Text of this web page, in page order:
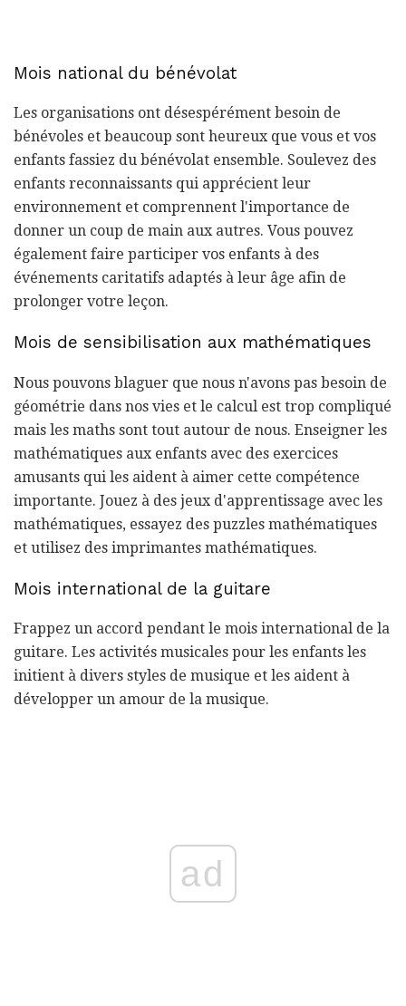
Mois national du bénévolat
Les organisations ont désespérément besoin de
bénévoles et beaucoup sont heureux que vous et vos
enfants fassiez du bénévolat ensemble. Soulevez des
enfants reconnaissants qui apprécient leur
environnement et comprennent l'importance de
donner un coup de main aux autres. Vous pouvez
également faire participer vos enfants à des
événements caritatifs adaptés à leur âge afin de
prolonger votre leçon.
Mois de sensibilisation aux mathématiques
Nous pouvons blaguer que nous n'avons pas besoin de
géométrie dans nos vies et le calcul est trop compliqué
mais les maths sont tout autour de nous. Enseigner les
mathématiques aux enfants avec des exercices
amusants qui les aident à aimer cette compétence
importante. Jouez à des jeux d'apprentissage avec les
mathématiques, essayez des puzzles mathématiques
et utilisez des imprimantes mathématiques.
Mois international de la guitare
Frappez un accord pendant le mois international de la
guitare. Les activités musicales pour les enfants les
initient à divers styles de musique et les aident à
développer un amour de la musique.
ad